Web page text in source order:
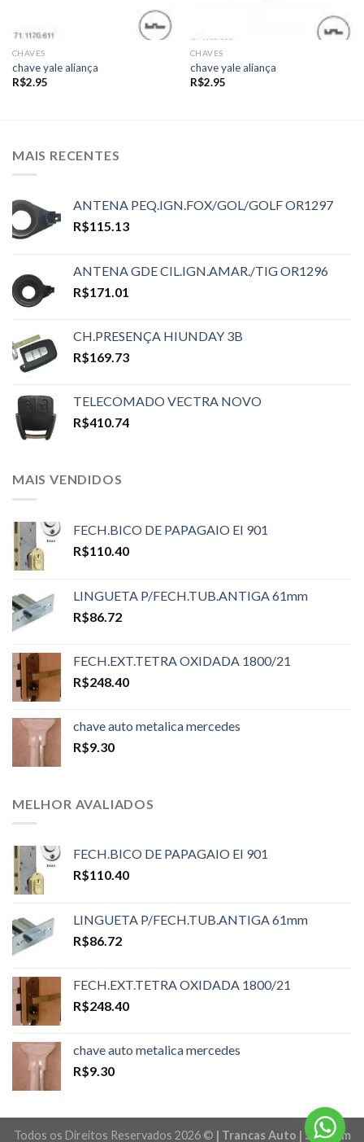
CHAVES
chave yale aliança
R$2.95
CHAVES
chave yale aliança
R$2.95
MAIS RECENTES
ANTENA PEQ.IGN.FOX/GOL/GOLF OR1297
R$115.13
ANTENA GDE CIL.IGN.AMAR./TIG OR1296
R$171.01
CH.PRESENÇA HIUNDAY 3B
R$169.73
TELECOMADO VECTRA NOVO
R$410.74
MAIS VENDIDOS
FECH.BICO DE PAPAGAIO EI 901
R$110.40
LINGUETA P/FECH.TUB.ANTIGA 61mm
R$86.72
FECH.EXT.TETRA OXIDADA 1800/21
R$248.40
chave auto metalica mercedes
R$9.30
MELHOR AVALIADOS
FECH.BICO DE PAPAGAIO EI 901
R$110.40
LINGUETA P/FECH.TUB.ANTIGA 61mm
R$86.72
FECH.EXT.TETRA OXIDADA 1800/21
R$248.40
chave auto metalica mercedes
R$9.30
Todos os Direitos Reservados 2026 © | Trancas Auto | Sites em